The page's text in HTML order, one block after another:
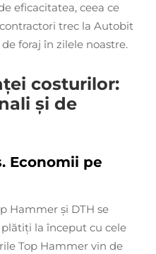
eficacitatea, ceea ce
trec la Autobit
foraj în zilele noastre.
costurilor:
și de
Economii pe
Hammer şi DTH se
la început cu cele
Top Hammer vin de